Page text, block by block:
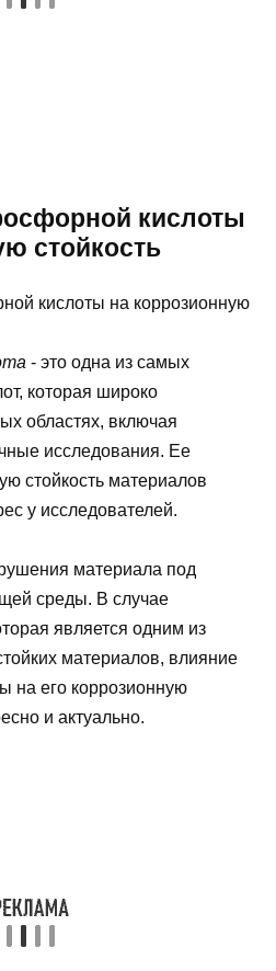
кислоты
стойкость
- это одна из самых
которая широко
областях, включая
исследования. Ее
стойкость материалов
у исследователей.
материала под
среды. В случае
является одним из
материалов, влияние
на его коррозионную
и актуально.